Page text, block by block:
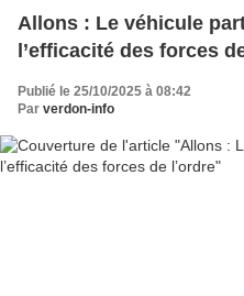
Allons : Le véhicule
l’efficacité des forces
Publié le 25/10/2025 à 08:42
Par verdon-info